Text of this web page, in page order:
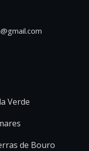
Verde
de Bouro